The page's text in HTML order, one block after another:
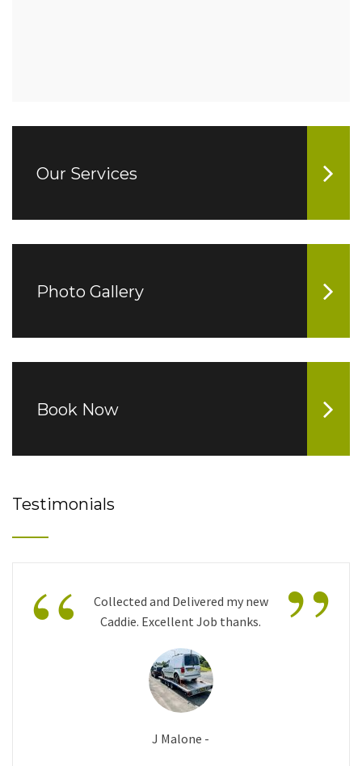
Our Services
Photo Gallery
Book Now
Testimonials
“
Collected and Delivered my new
Caddie. Excellent Job thanks.
”
J Malone -